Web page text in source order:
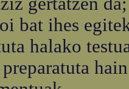
bat ihes
halako